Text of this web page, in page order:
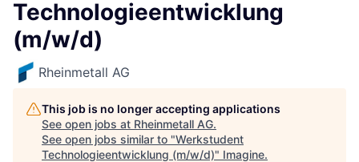
Technologieentwicklung
(m/w/d)
Rheinmetall AG
This job is no longer accepting applications
See open jobs at Rheinmetall AG.
See open jobs similar to "Werkstudent
Technologieentwicklung (m/w/d)" Imagine.